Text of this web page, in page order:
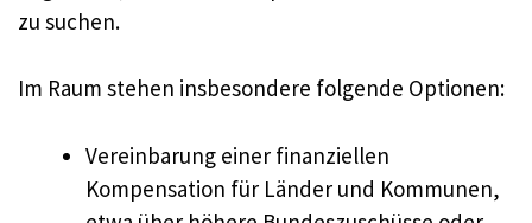
zu suchen.
Im Raum stehen insbesondere folgende Optionen:
Vereinbarung einer finanziellen
Kompensation für Länder und Kommunen,